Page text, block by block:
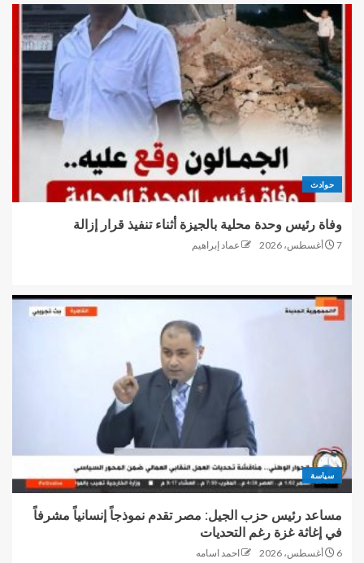
حوادث
وفاة رئيس وحدة محلية بالجيزة أثناء تنفيذ قرار إزالة
7 أغسطس، 2026 عماد إبراهيم
سياسة
مساعد رئيس حزب الجيل: مصر تقدم نموذجاً إنسانياً مشرفاً
في إغاثة غزة رغم التحديات
6 أغسطس، 2026 احمد اسامه